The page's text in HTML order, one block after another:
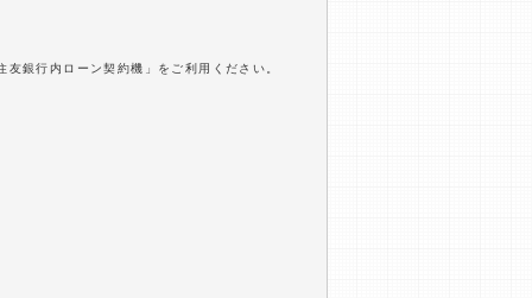
銀行内ローン契約機」をご利用ください。